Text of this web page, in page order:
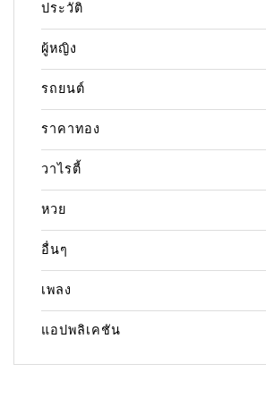
ประวัติ
ผู้หญิง
รถยนต์
ราคาทอง
วาไรตี้
หวย
อื่นๆ
เพลง
แอปพลิเคชัน